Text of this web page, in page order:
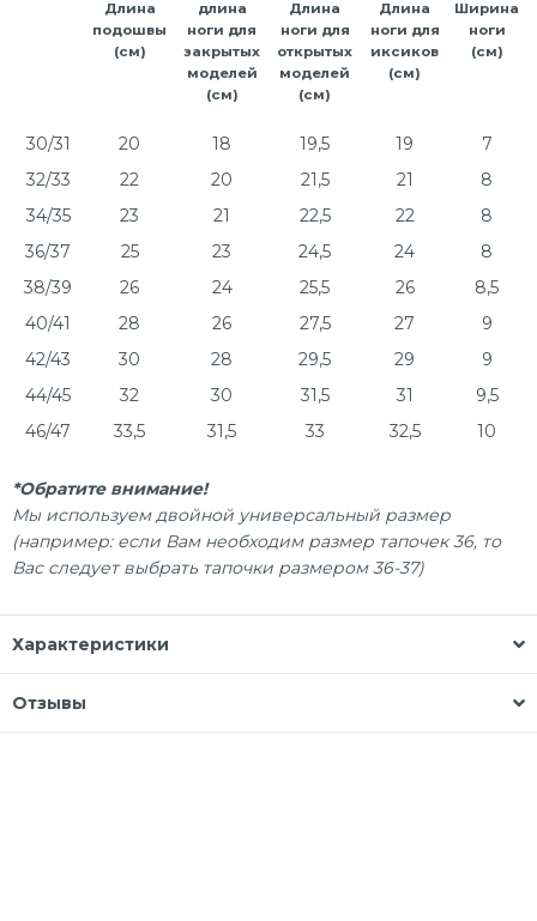
Длина
подошвы
(см)
длина
ноги для
закрытых
моделей
(см)
Длина
ноги для
открытых
моделей
(см)
Длина
ноги для
иксиков
(см)
Ширина
ноги
(см)
30/31 20 18 19,5 19
7
32/33
22 20 21,5 21
8
34/35
23 21 22,5 22
8
36/37
25 23 24,5 24
8
38/39
26 24 25,5 26
8,5
40/41
28 26 27,5 27
9
42/43
30 28 29,5 29
9
44/45
32 30 31,5 31
9,5
46/47
33,5 31,5 33 32,5 10
*Обратите внимание!
Мы используем двойной универсальный размер
(например: если Вам необходим размер тапочек 36, то
Вас следует выбрать тапочки размером 36-37)
Характеристики
Отзывы